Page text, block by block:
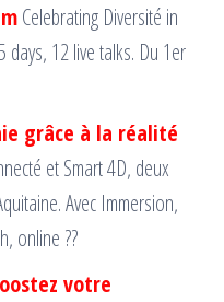
Celebrating Diversité in
days, 12 live talks. Du 1er
grâce à la réalité
et Smart 4D, deux
Avec Immersion,
online ??
votre